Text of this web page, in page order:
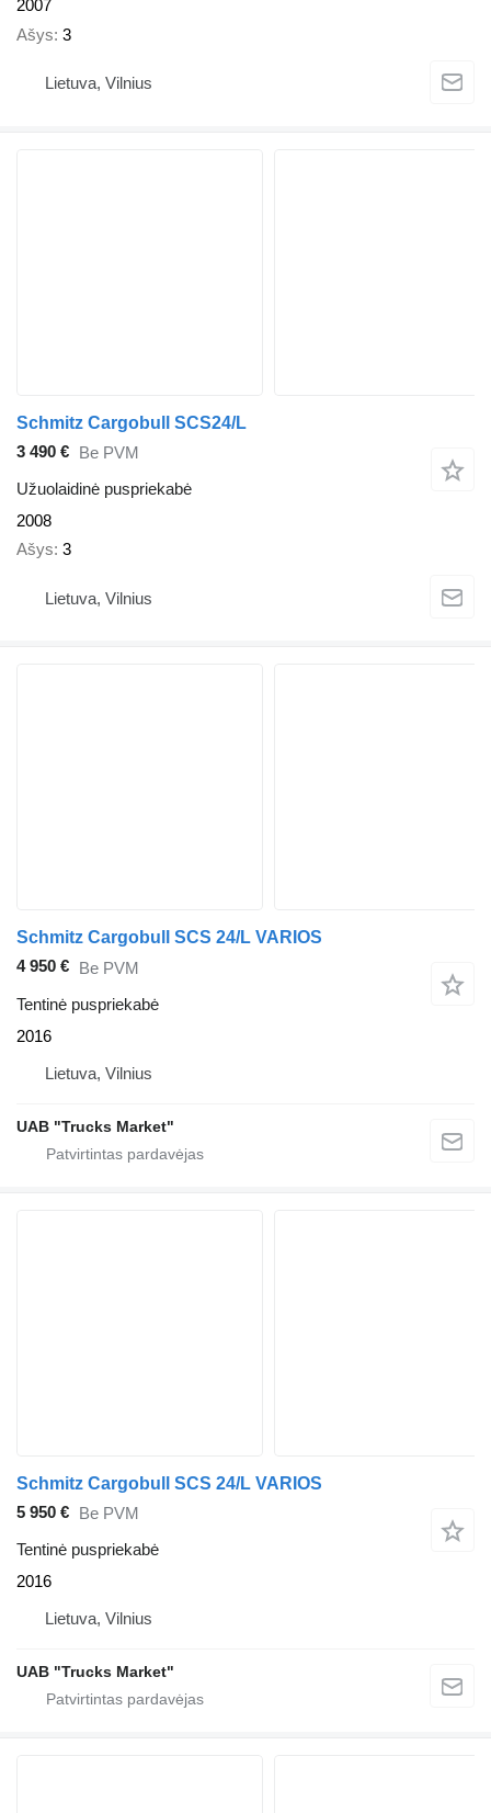
2007
Ašys 3
Lietuva, Vilnius
Schmitz Cargobull SCS24/L
3 490 €
Be PVM
Užuolaidinė puspriekabė
2008
Ašys 3
Lietuva, Vilnius
Schmitz Cargobull SCS 24/L VARIOS
4 950 € Be PVM
Tentinė puspriekabė
2016
Lietuva, Vilnius
UAB "Trucks Market"
Schmitz Cargobull SCS 24/L VARIOS
5 950 € Be PVM
Tentinė puspriekabė
2016
Lietuva, Vilnius
UAB "Trucks Market"